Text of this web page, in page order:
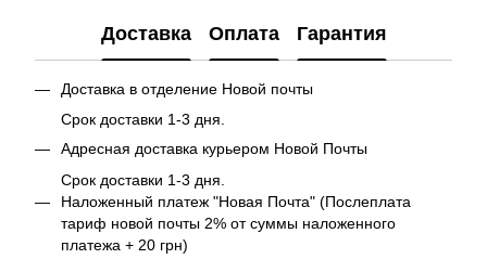
Доставка Оплата Гарантия
Доставка в отделение Новой почты
Срок доставки 1-3 дня.
Адресная доставка курьером Новой Почты
Срок доставки 1-3 дня.
Наложенный платеж "Новая Почта" (Послеплата
тариф новой почты 2% от суммы наложенного
платежа + 20 грн)